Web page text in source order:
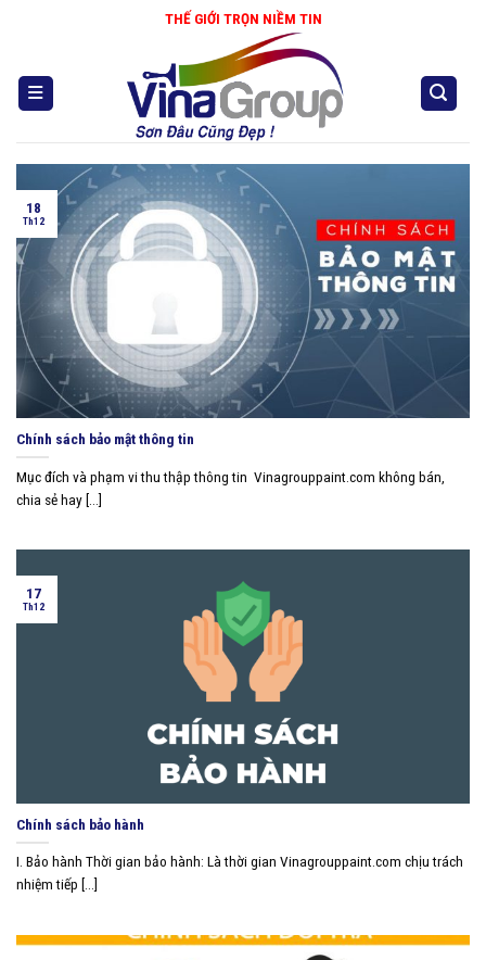
THẾ GIỚI TRỌN NIỀM TIN
Chính sách bảo mật thông tin
Mục đích và phạm vi thu thập thông tin Vinagrouppaint.com không bán,
chia sẻ hay [...]
18
Th12
Chính sách bảo hành
I. Bảo hành Thời gian bảo hành: Là thời gian Vinagrouppaint.com chịu trách
nhiệm tiếp [...]
17
Th12